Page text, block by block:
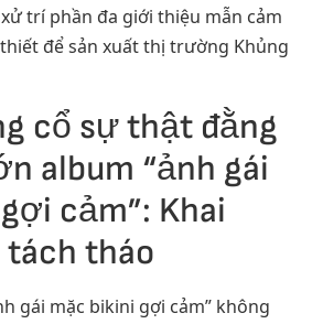
trí phần đa giới thiệu mẫn cảm
để sản xuất thị trường Khủng
cổ sự thật đằng
album “ảnh gái
cảm”: Khai
tháo
gái mặc bikini gợi cảm” không